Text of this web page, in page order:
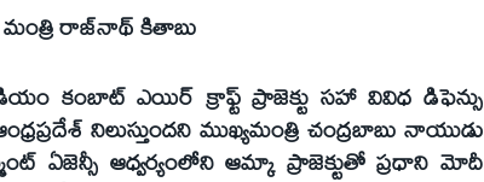
మంత్రి రాజ్‌నాథ్ కితాబు
కంబాట్ ఎయిర్ క్రాఫ్ట్ ప్రాజెక్టు సహా వివిధ డిఫెన్సు
నిలుస్తుందని ముఖ్యమంత్రి చంద్రబాబు నాయుడు
ఏజెన్సీ ఆధ్వర్యంలోని ఆమ్కా ప్రాజెక్టుతో ప్రధాని మోదీ